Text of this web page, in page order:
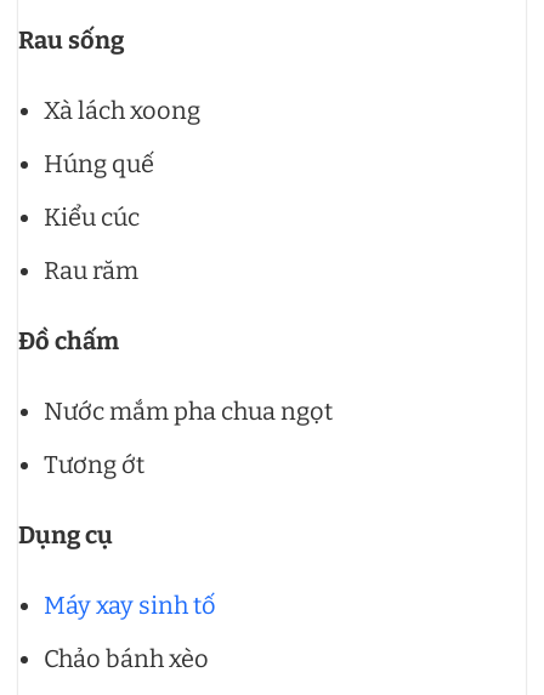
Rau sống
Xà lách xoong
Húng quế
Kiểu cúc
Rau răm
Đồ chấm
Nước mắm pha chua ngọt
Tương ớt
Dụng cụ
Máy xay sinh tố
Chảo bánh xèo